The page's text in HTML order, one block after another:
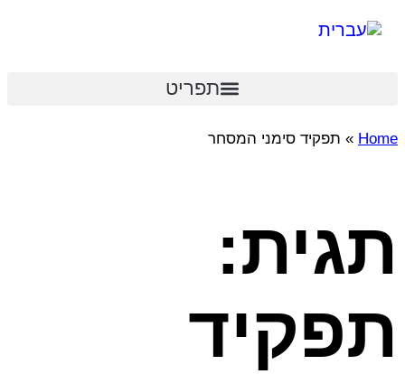
תפריט
Home
» תפקיד סימני המסחר
תגית:
תפקיד